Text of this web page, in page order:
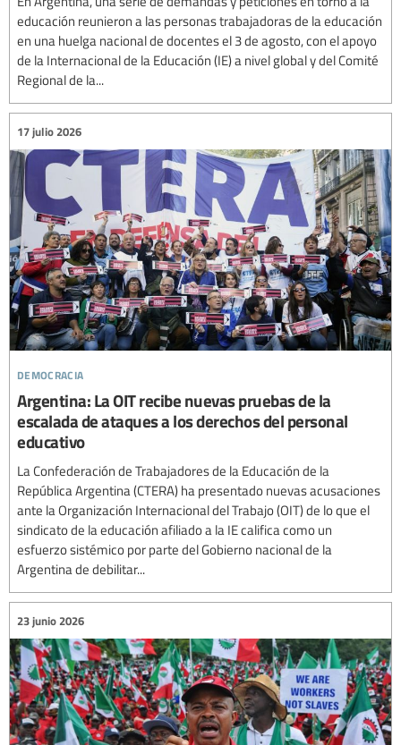
educación reunieron a las personas trabajadoras de la educación
en una huelga nacional de docentes el 3 de agosto, con el apoyo
de la Internacional de la Educación (IE) a nivel global y del Comité
Regional de la...
democracia
17 julio 2026
Argentina: La OIT recibe nuevas pruebas de la
escalada de ataques a los derechos del personal
educativo
La Confederación de Trabajadores de la Educación de la
República Argentina (CTERA) ha presentado nuevas acusaciones
ante la Organización Internacional del Trabajo (OIT) de lo que el
sindicato de la educación afiliado a la IE califica como un
esfuerzo sistémico por parte del Gobierno nacional de la
Argentina de debilitar...
23 junio 2026